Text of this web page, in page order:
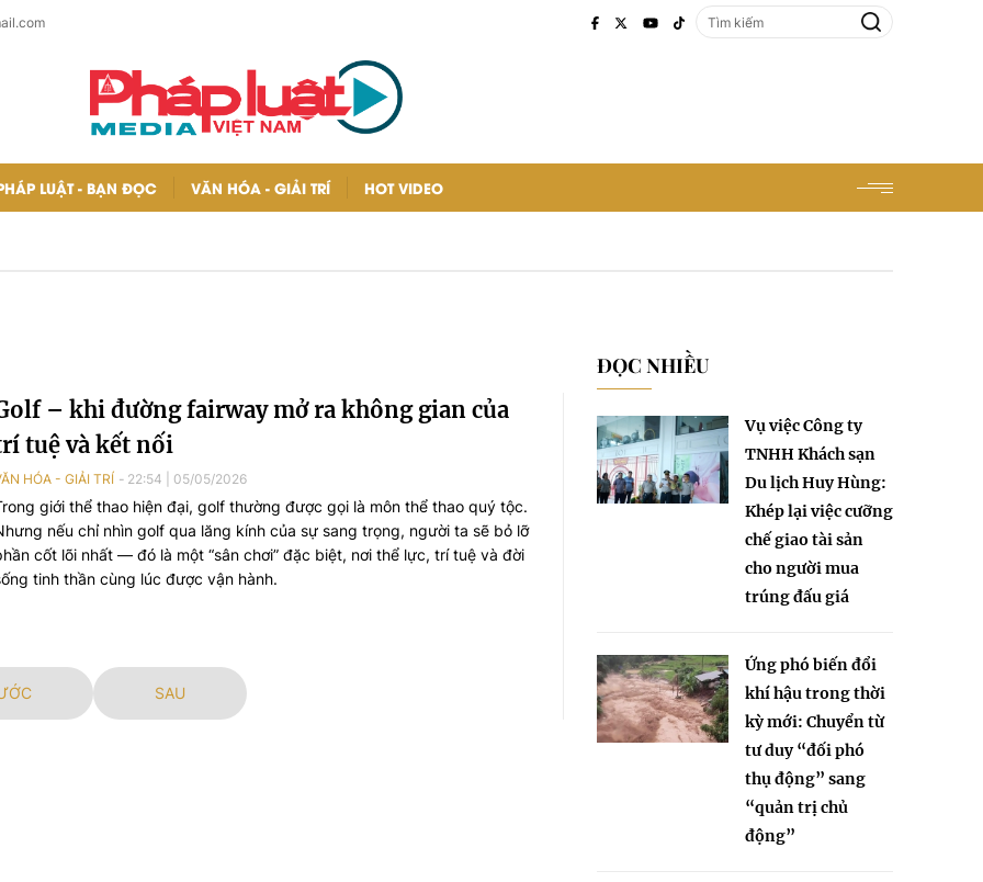
LUẬT - BẠN ĐỌC VĂN HÓA - GIẢI TRÍ HOT VIDEO
– khi đường fairway mở ra không gian của
tuệ và kết nối
HÓA - GIẢI TRÍ 22:54 05/05/2026
giới thể thao hiện đại, golf thường được gọi là môn thể thao quý tộc.
nếu chỉ nhìn golf qua lăng kính của sự sang trọng, người ta sẽ bỏ lỡ
cốt lõi nhất — đó là một “sân chơi” đặc biệt, nơi thể lực, trí tuệ và đời
tinh thần cùng lúc được vận hành.
SAU
ĐỌC NHIỀU
Vụ việc Công ty
TNHH Khách sạn
Du lịch Huy Hùng:
Khép lại việc cưỡng
chế giao tài sản
cho người mua
trúng đấu giá
Ứng phó biến đổi
khí hậu trong thời
kỳ mới: Chuyển từ
tư duy “đối phó
thụ động” sang
“quản trị chủ
động”